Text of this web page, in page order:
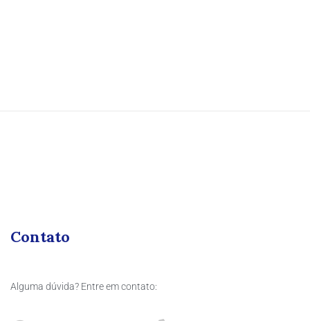
Contato
Alguma dúvida? Entre em contato: